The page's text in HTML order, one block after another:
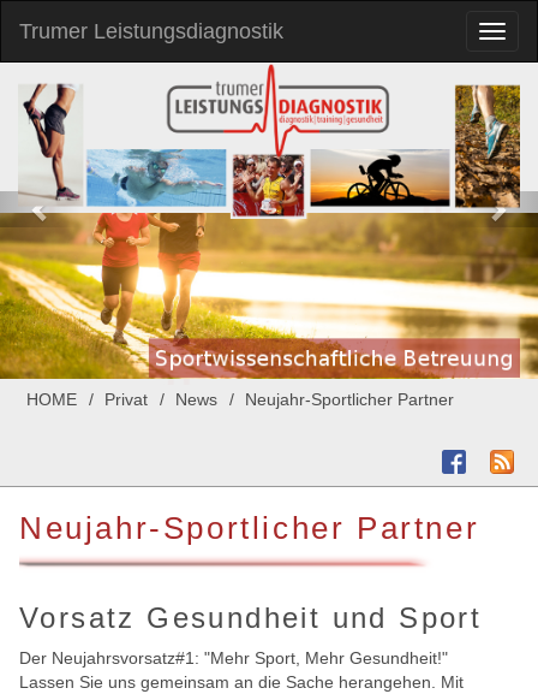
Trumer Leistungsdiagnostik
HOME Privat News Neujahr-Sportlicher Partner
Neujahr-Sportlicher Partner
Vorsatz Gesundheit und Sport
Der Neujahrsvorsatz#1: "Mehr Sport, Mehr Gesundheit!"
Lassen Sie uns gemeinsam an die Sache herangehen. Mit